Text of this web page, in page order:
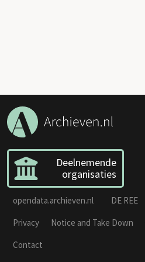
Deelnemende
organisaties
opendata.archieven.nl DE REE
Privacy
Notice and Take Down
Contact